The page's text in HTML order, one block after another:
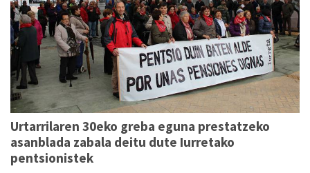
Urtarrilaren 30eko greba eguna prestatzeko
asanblada zabala deitu dute Iurretako
pentsionistek